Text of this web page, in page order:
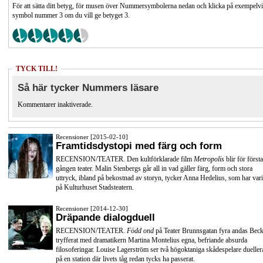
För att sätta ditt betyg, för musen över Nummersymbolerna nedan och klicka på
symbol nummer 3 om du vill ge betyget 3.
TYCK TILL!
Så här tycker Nummers läsare
Kommentarer inaktiverade.
Recensioner [2015-02-10]
Framtidsdystopi med färg och form
RECENSION/TEATER. Den kultförklarade film Metropolis blir för första
gången teater. Malin Stenbergs går all in vad gäller färg, form och stora
uttryck, ibland på bekostnad av storyn, tycker Anna Hedelius, som har
på Kulturhuset Stadsteatern.
Recensioner [2014-12-30]
Dräpande dialogduell
RECENSION/TEATER. Född ond på Teater Brunnsgatan fyra andas
tryfferat med dramatikern Martina Montelius egna, befriande absurda
filosoferingar. Louise Lagerström ser två högoktaniga skådespelare
på en station där livets tåg redan tycks ha passerat.